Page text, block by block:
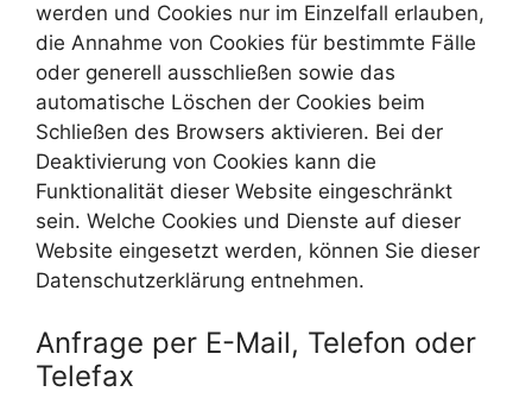
werden und Cookies nur im Einzelfall erlauben,
die Annahme von Cookies für bestimmte Fälle
oder generell ausschließen sowie das
automatische Löschen der Cookies beim
Schließen des Browsers aktivieren. Bei der
Deaktivierung von Cookies kann die
Funktionalität dieser Website eingeschränkt
sein. Welche Cookies und Dienste auf dieser
Website eingesetzt werden, können Sie dieser
Datenschutzerklärung entnehmen.
Anfrage per E-Mail, Telefon oder
Telefax